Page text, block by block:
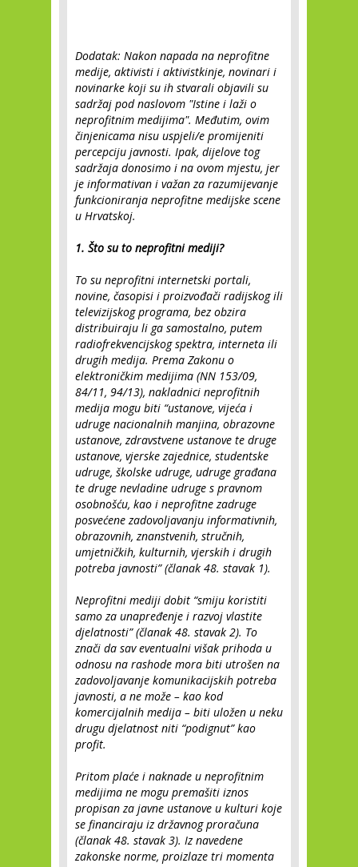
Dodatak: Nakon napada na neprofitne
medije, aktivisti i aktivistkinje, novinari i
novinarke koji su ih stvarali objavili su
sadržaj pod naslovom "Istine i laži o
neprofitnim medijima". Međutim, ovim
činjenicama nisu uspjeli/e promijeniti
percepciju javnosti. Ipak, dijelove tog
sadržaja donosimo i na ovom mjestu, jer
je informativan i važan za razumijevanje
funkcioniranja neprofitne medijske scene
u Hrvatskoj.
1. Što su to neprofitni mediji?
To su neprofitni internetski portali,
novine, časopisi i proizvođači radijskog ili
televizijskog programa, bez obzira
distribuiraju li ga samostalno, putem
radiofrekvencijskog spektra, interneta ili
drugih medija. Prema Zakonu o
elektroničkim medijima (NN 153/09,
84/11, 94/13), nakladnici neprofitnih
medija mogu biti “ustanove, vijeća i
udruge nacionalnih manjina, obrazovne
ustanove, zdravstvene ustanove te druge
ustanove, vjerske zajednice, studentske
udruge, školske udruge, udruge građana
te druge nevladine udruge s pravnom
osobnošću, kao i neprofitne zadruge
posvećene zadovoljavanju informativnih,
obrazovnih, znanstvenih, stručnih,
umjetničkih, kulturnih, vjerskih i drugih
potreba javnosti” (članak 48. stavak 1).
Neprofitni mediji dobit “smiju koristiti
samo za unapređenje i razvoj vlastite
djelatnosti” (članak 48. stavak 2). To
znači da sav eventualni višak prihoda u
odnosu na rashode mora biti utrošen na
zadovoljavanje komunikacijskih potreba
javnosti, a ne može – kao kod
komercijalnih medija – biti uložen u neku
drugu djelatnost niti “podignut” kao
profit.
Pritom plaće i naknade u neprofitnim
medijima ne mogu premašiti iznos
propisan za javne ustanove u kulturi koje
se financiraju iz državnog proračuna
(članak 48. stavak 3). Iz navedene
zakonske norme, proizlaze tri momenta